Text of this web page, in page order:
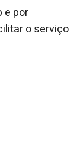
e por
o serviço